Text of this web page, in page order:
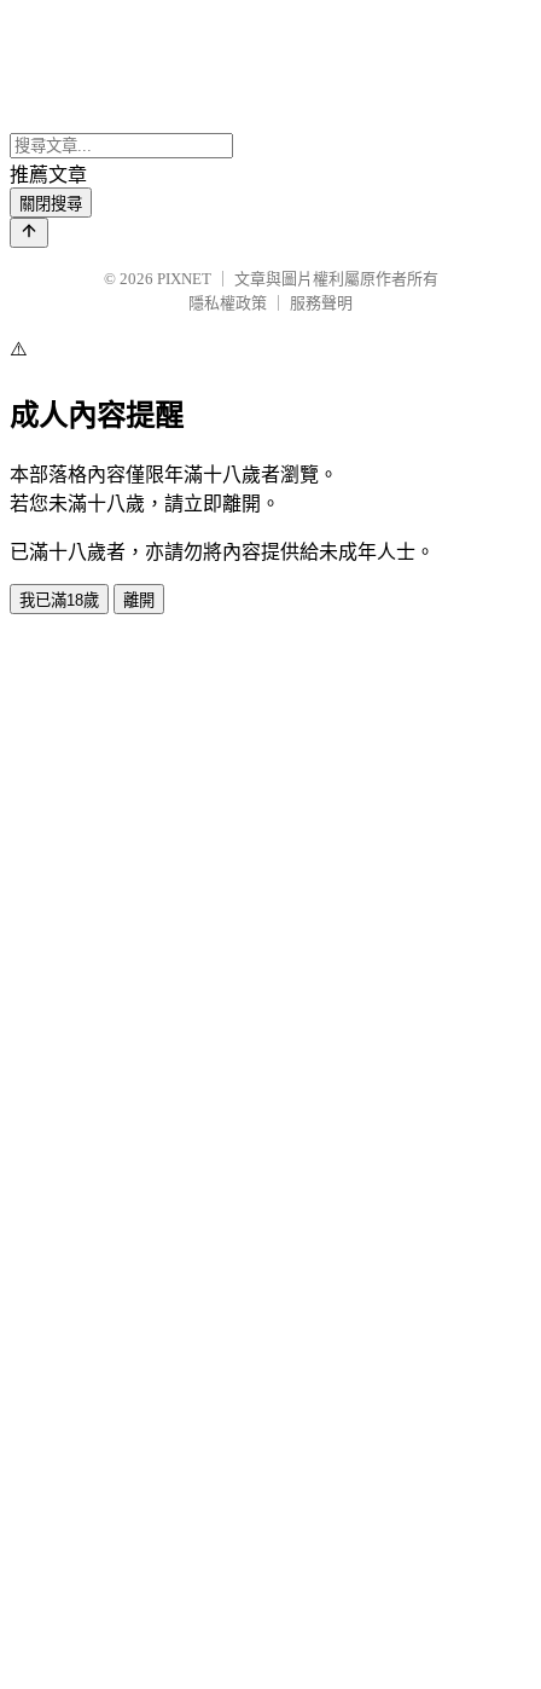
推薦文章
關閉搜尋
© 2026 PIXNET
文章與圖片權利屬原作者所有
隱私權政策
服務聲明
⚠️
成人內容提醒
本部落格內容僅限年滿十八歲者瀏覽。
若您未滿十八歲，請立即離開。
已滿十八歲者，亦請勿將內容提供給未成年人士。
我已滿18歲 離開